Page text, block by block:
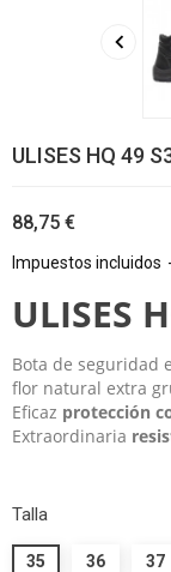

ULISES HQ 49
88,75 €
Impuestos incluidos
ULISES
Bota de seguridad
flor natural extra
Eficaz protección
Extraordinaria
Talla
35 36 37